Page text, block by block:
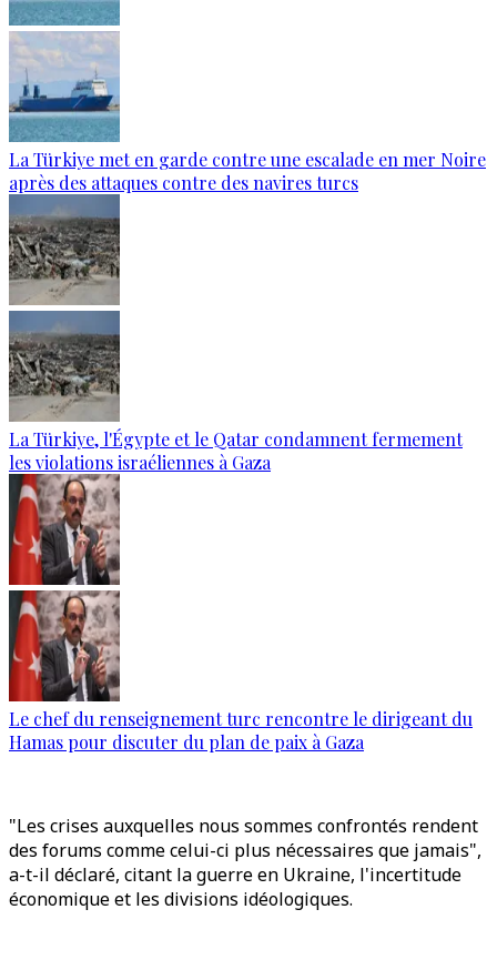
La Türkiye met en garde contre une escalade en mer Noire
après des attaques contre des navires turcs
La Türkiye, l'Égypte et le Qatar condamnent fermement
les violations israéliennes à Gaza
Le chef du renseignement turc rencontre le dirigeant du
Hamas pour discuter du plan de paix à Gaza
"Les crises auxquelles nous sommes confrontés rendent
des forums comme celui-ci plus nécessaires que jamais",
a-t-il déclaré, citant la guerre en Ukraine, l'incertitude
économique et les divisions idéologiques.